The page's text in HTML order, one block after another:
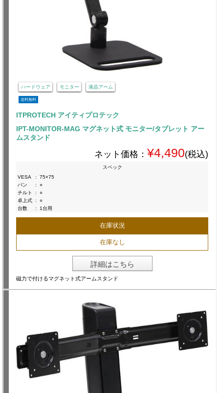
ハードウェア モニター 液晶アーム
送料無料
ITPROTECH アイティプロテック
IPT-MONITOR-MAG マグネット式 モニター/タブレット アー
ムスタンド
ネット価格： ¥4,490(税込)
スペック
VESA
:
75×75
パン
:
○
チルト
:
○
卓上式 :
○
台数
: 1台用
在庫状況
在庫なし
詳細はこちら
磁力で付けるマグネット式アームスタンド